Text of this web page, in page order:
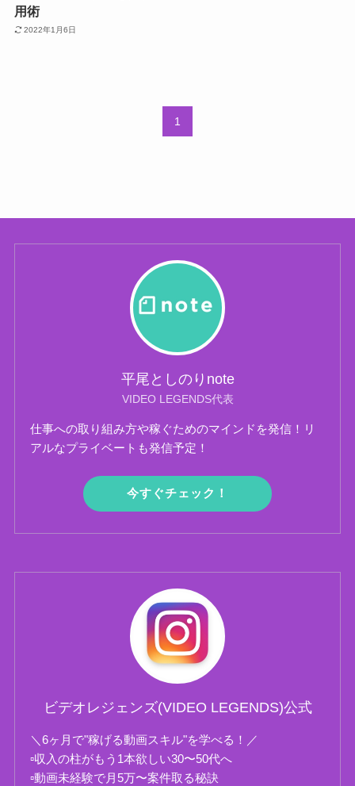
用術
2022年1月6日
1
平尾としのりnote
VIDEO LEGENDS代表
仕事への取り組み方や稼ぐためのマインドを発信！リ
アルなプライベートも発信予定！
今すぐチェック！
ビデオレジェンズ(VIDEO LEGENDS)公式
＼6ヶ月で"稼げる動画スキル"を学べる！／
▫️収入の柱がもう1本欲しい30〜50代へ
▫️動画未経験で月5万〜案件取る秘訣